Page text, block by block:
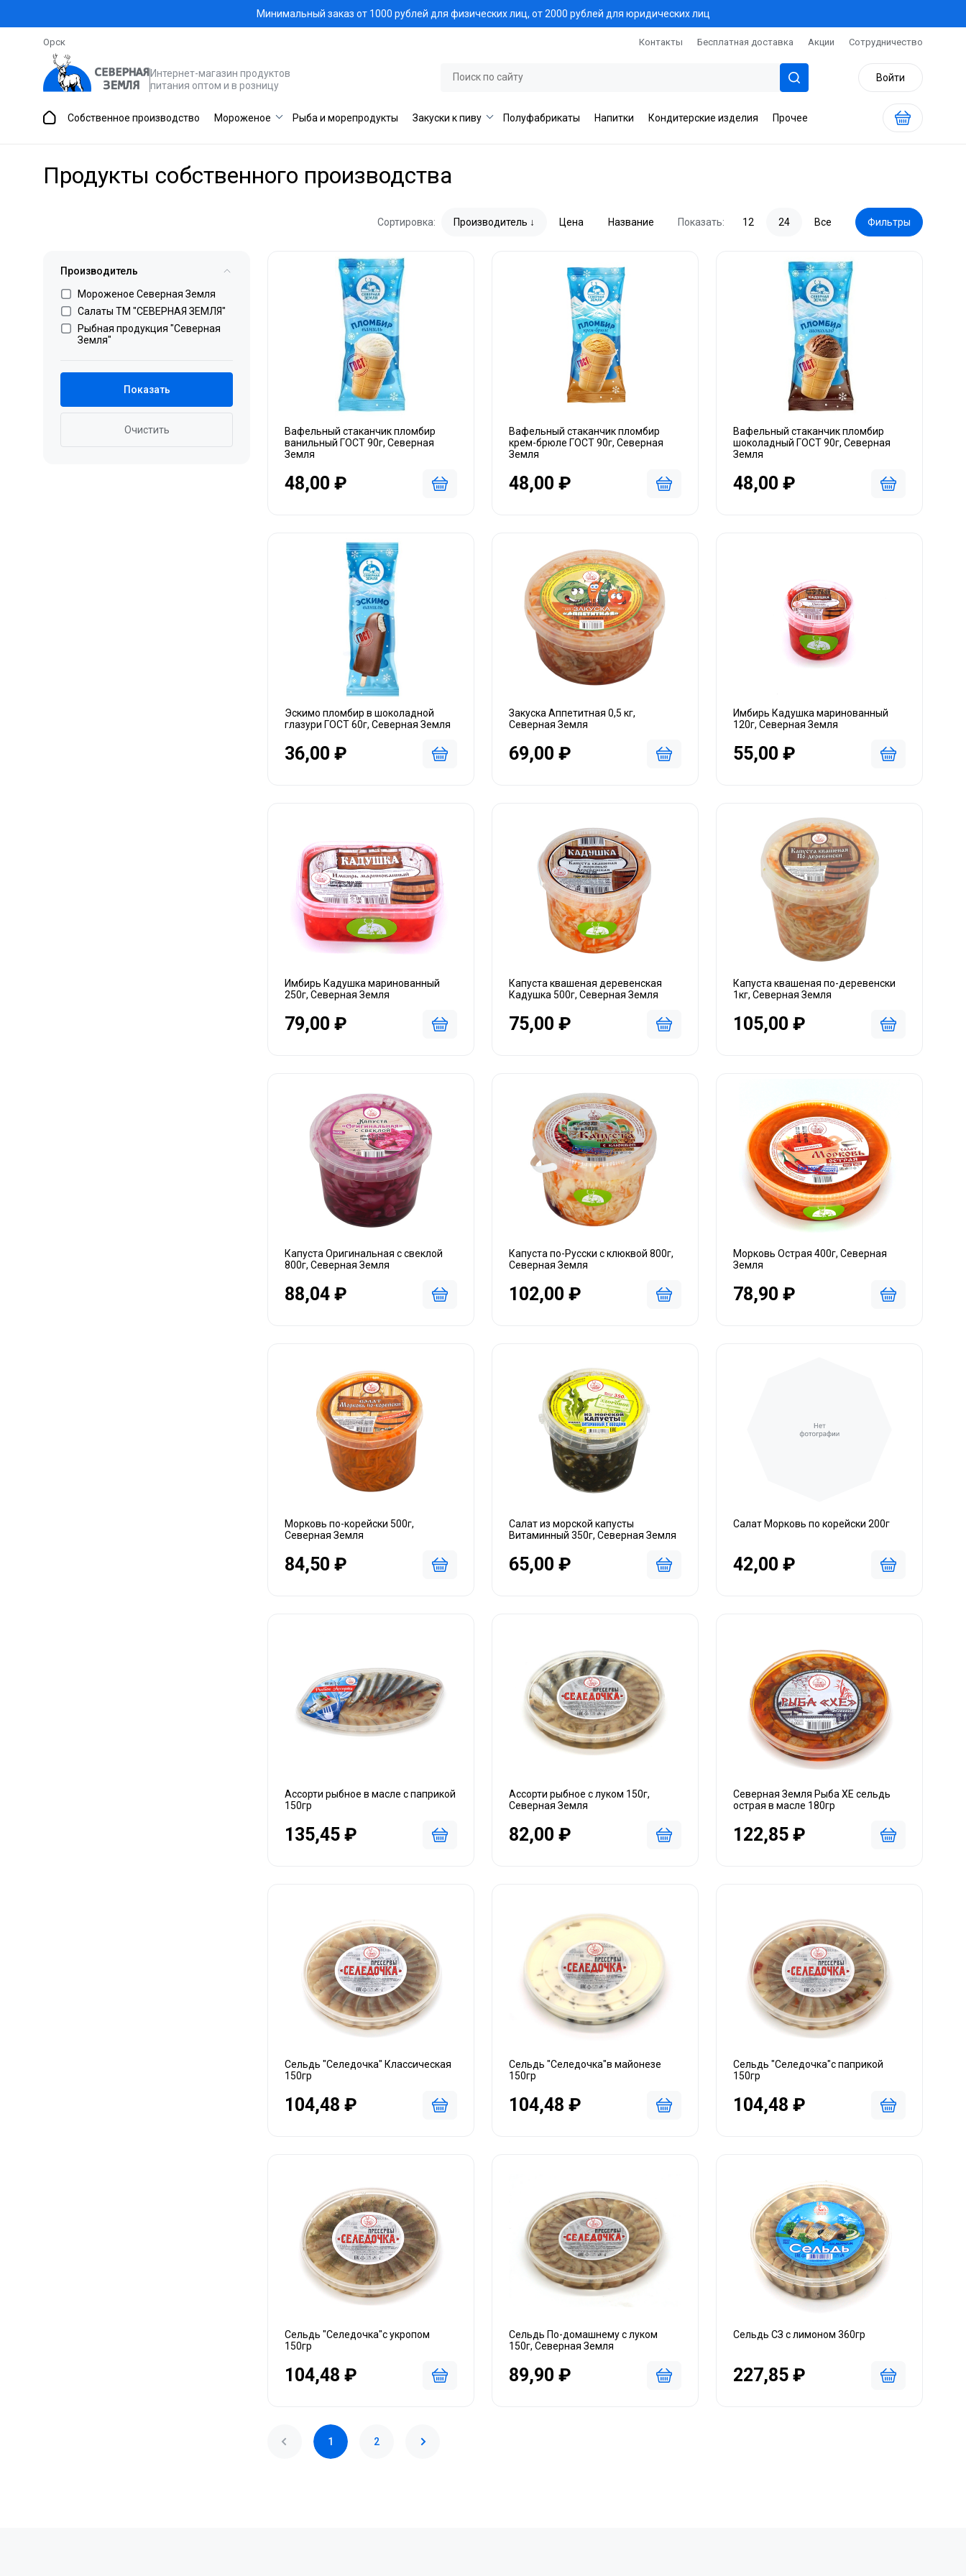
Минимальный заказ от 1000 рублей для физических лиц, от 2000 рублей для юридических лиц
Орск Контакты Бесплатная доставка Акции Сотрудничество
Интернет-магазин продуктов
питания оптом и в розницу
Войти
Собственное производство Мороженое Рыба и морепродукты Закуски к пиву Полуфабрикаты Напитки Кондитерские изделия Прочее
Продукты собственного производства
Сортировка: Производитель Цена Название Показать: 12 24 Все Фильтры
Производитель
Мороженое Северная Земля
Салаты ТМ "СЕВЕРНАЯ ЗЕМЛЯ"
Рыбная продукция "Северная
Земля"
Показать
Очистить
Вафельный стаканчик пломбир
ванильный ГОСТ 90г, Северная
Земля
48,00 ₽
Вафельный стаканчик пломбир
крем-брюле ГОСТ 90г, Северная
Земля
48,00 ₽
Вафельный стаканчик пломбир
шоколадный ГОСТ 90г, Северная
Земля
48,00 ₽
Эскимо пломбир в шоколадной
глазури ГОСТ 60г, Северная Земля
36,00 ₽
Закуска Аппетитная 0,5 кг,
Северная Земля
69,00 ₽
Имбирь Кадушка маринованный
120г, Северная Земля
55,00 ₽
Имбирь Кадушка маринованный
250г, Северная Земля
79,00 ₽
Капуста квашеная деревенская
Кадушка 500г, Северная Земля
75,00 ₽
Капуста квашеная по-деревенски
1кг, Северная Земля
105,00 ₽
Капуста Оригинальная с свеклой
800г, Северная Земля
88,04 ₽
Капуста по-Русски с клюквой 800г,
Северная Земля
102,00 ₽
Морковь Острая 400г, Северная
Земля
78,90 ₽
Морковь по-корейски 500г,
Северная Земля
84,50 ₽
Салат из морской капусты
Витаминный 350г, Северная Земля
65,00 ₽
Салат Морковь по корейски 200г
42,00 ₽
Ассорти рыбное в масле с паприкой
150гр
135,45 ₽
Ассорти рыбное с луком 150г,
Северная Земля
82,00 ₽
Северная Земля Рыба ХЕ сельдь
острая в масле 180гр
122,85 ₽
Сельдь "Селедочка" Классическая
150гр
104,48 ₽
Сельдь "Селедочка"в майонезе
150гр
104,48 ₽
Сельдь "Селедочка"с паприкой
150гр
104,48 ₽
Сельдь "Селедочка"с укропом
150гр
104,48 ₽
Сельдь По-домашнему с луком
150г, Северная Земля
89,90 ₽
Сельдь СЗ с лимоном 360гр
227,85 ₽
1 2